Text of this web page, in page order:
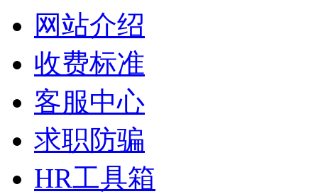
网站介绍
收费标准
客服中心
求职防骗
HR工具箱